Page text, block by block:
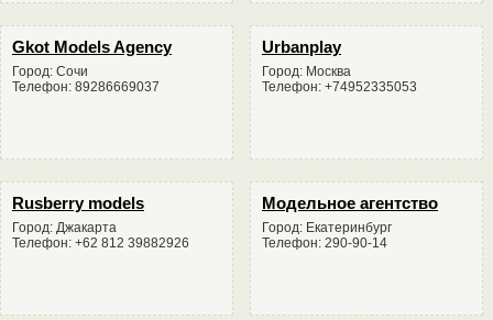
Gkot Models Agency
Город: Сочи
Телефон: 89286669037
Urbanplay
Город: Москва
Телефон: +74952335053
Rusberry models
Город: Джакарта
Телефон: +62 812 39882926
Модельное агентство
Город: Екатеринбург
Телефон: 290-90-14